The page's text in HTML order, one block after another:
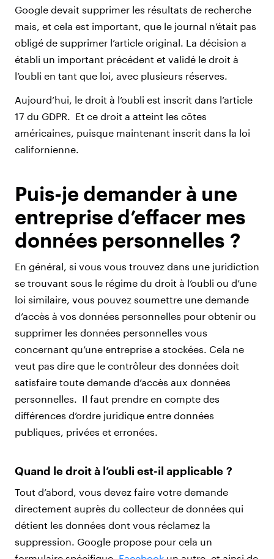
Google devait supprimer les résultats de recherche
mais, et cela est important, que le journal n’était pas
obligé de supprimer l’article original. La décision a
établi un important précédent et validé le droit à
l’oubli en tant que loi, avec plusieurs réserves.
Aujourd’hui, le droit à l’oubli est inscrit dans l’article
17 du GDPR. Et ce droit a atteint les côtes
américaines, puisque maintenant inscrit dans la loi
californienne.
Puis-je demander à une
entreprise d’effacer mes
données personnelles ?
En général, si vous vous trouvez dans une juridiction
se trouvant sous le régime du droit à l’oubli ou d’une
loi similaire, vous pouvez soumettre une demande
d’accès à vos données personnelles pour obtenir ou
supprimer les données personnelles vous
concernant qu’une entreprise a stockées. Cela ne
veut pas dire que le contrôleur des données doit
satisfaire toute demande d’accès aux données
personnelles. Il faut prendre en compte des
différences d’ordre juridique entre données
publiques, privées et erronées.
Quand le droit à l’oubli est-il applicable ?
Tout d’abord, vous devez faire votre demande
directement auprès du collecteur de données qui
détient les données dont vous réclamez la
suppression. Google propose pour cela un